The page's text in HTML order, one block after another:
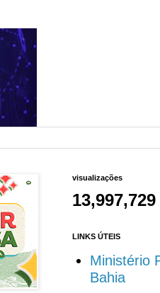
visualizações
13,997,729
LINKS ÚTEIS
Ministério
Bahia